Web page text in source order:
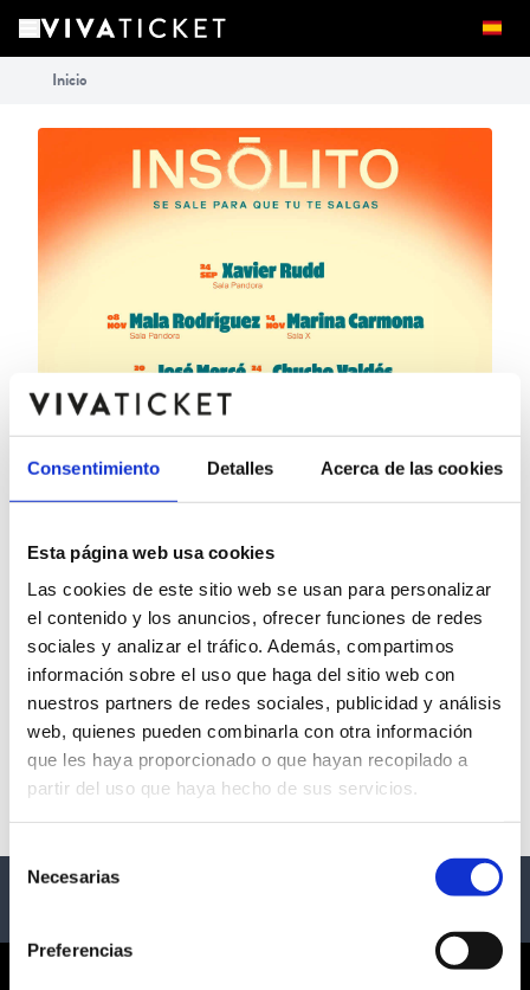
Consentimiento Detalles Acerca de las cookies
Esta página web usa cookies
Las cookies de este sitio web se usan para personalizar
el contenido y los anuncios, ofrecer funciones de redes
sociales y analizar el tráfico. Además, compartimos
información sobre el uso que haga del sitio web con
nuestros partners de redes sociales, publicidad y análisis
web, quienes pueden combinarla con otra información
que les haya proporcionado o que hayan recopilado a
partir del uso que haya hecho de sus servicios.
Selección
Necesarias
Preferencias
Inicio
INSÓLITO SEVILLA
- Sevilla
Descripción
Ciclo de conciertos en Sevilla